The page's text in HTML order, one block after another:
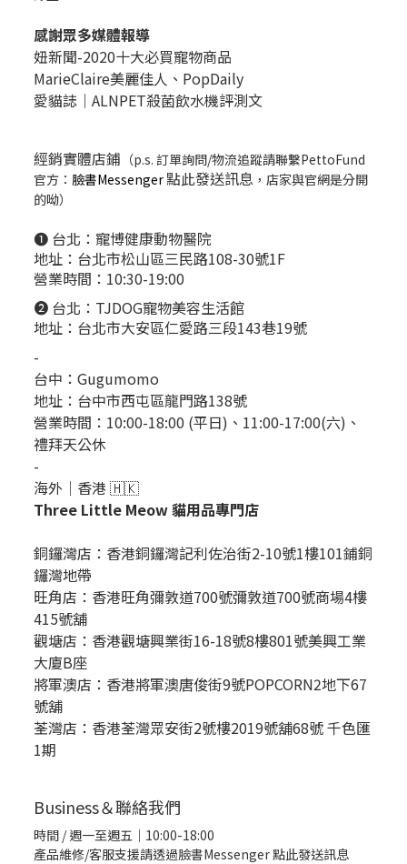
感謝眾多媒體報導
妞新聞-2020十大必買寵物商品
MarieClaire美麗佳人、 PopDaily
愛貓誌｜ALNPET殺菌飲水機評測文
經銷實體店鋪 （p.s. 訂單詢問/物流追蹤請聯繫PettoFund
官方： 臉書Messenger點此發送訊息 ，店家與官網是分開
的呦）
❶ 台北： 寵博健康動物醫院
地址：台北市松山區三民路108-30號1F
營業時間：10:30-19:00
❷ 台北： TJDOG寵物美容生活館
地址：台北市大安區仁愛路三段143巷19號
-
台中： Gugumomo
地址： 台中市西屯區龍門路138號
營業時間：10:00-18:00 (平日)、11:00-17:00(六)、
禮拜天公休
-
海外｜香港 🇭🇰
Three Little Meow 貓用品專門店
銅鑼灣店： 香港銅鑼灣記利佐治街2-10號1樓101鋪銅
鑼灣地帶
旺角店：香港旺角彌敦道700號彌敦道700號商場4樓
415號舖
觀塘店：香港觀塘興業街16-18號8樓801號美興工業
大廈B座
將軍澳店：香港將軍澳唐俊街9號POPCORN2地下67
號舖
荃灣店：香港荃灣眾安街2號樓2019號舖68號 千色匯
1期
Business＆聯絡我們
時間 / 週一至週五｜10:00-18:00
產品維修/客服支援請透過臉書Messenger點此發送訊息